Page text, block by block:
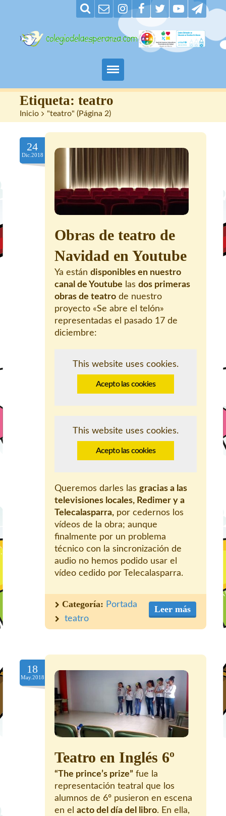
Padres
Alumnos
Maestros
Nuestro centro
Contacto
Etiqueta: teatro
Inicio > "teatro" (Página 2)
24
Dic.2018
Obras de teatro de
Navidad en Youtube
Ya están disponibles en nuestro
canal de Youtube las dos primeras
obras de teatro de nuestro
proyecto «Se abre el telón»
representadas el pasado 17 de
diciembre:
This website uses cookies.
Acepto las cookies
This website uses cookies.
Acepto las cookies
Queremos darles las gracias a las
televisiones locales, Redimer y a
Telecalasparra, por cedernos los
vídeos de la obra; aunque
finalmente por un problema
técnico con la sincronización de
audio no hemos podido usar el
vídeo cedido por Telecalasparra.
Leer más
Categoría: Portada
teatro
18
May.2018
Teatro en Inglés 6º
“The prince’s prize” fue la
representación teatral que los
alumnos de 6º pusieron en escena
en el acto del día del libro. En ella,